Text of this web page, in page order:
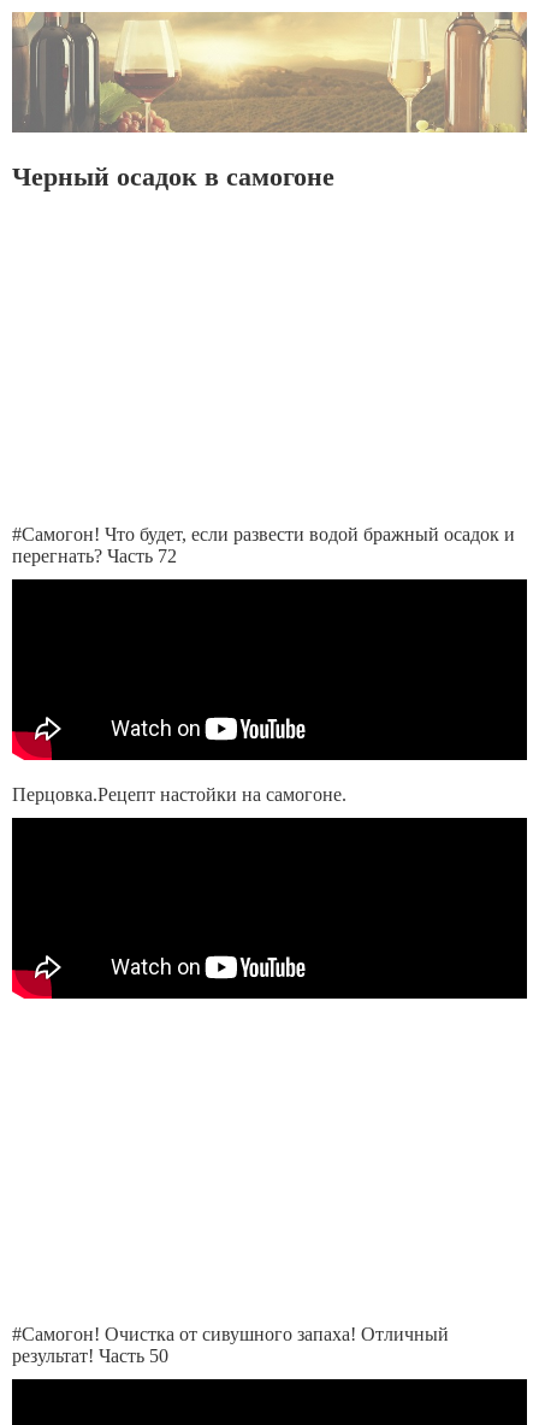
Черный осадок в самогоне
#Самогон! Что будет, если развести водой бражный осадок и
перегнать? Часть 72
Перцовка.Рецепт настойки на самогоне.
#Самогон! Очистка от сивушного запаха! Отличный
результат! Часть 50